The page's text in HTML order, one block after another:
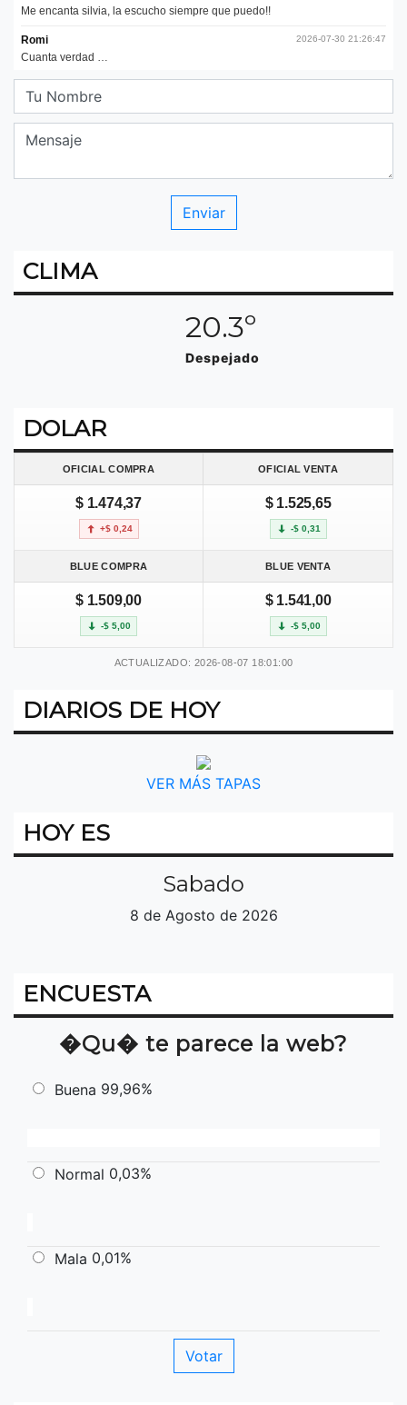
CLIMA
20.3º
Despejado
DOLAR
OFICIAL COMPRA OFICIAL VENTA
$ 1.474,37
+$ 0,24
$ 1.525,65
-$ 0,31
BLUE COMPRA BLUE VENTA
$ 1.509,00
-$ 5,00
$ 1.541,00
-$ 5,00
ACTUALIZADO: 2026-08-07 18:01:00
DIARIOS DE HOY
VER MÁS TAPAS
HOY ES
Sabado
8 de Agosto de 2026
ENCUESTA
�Qu� te parece la web?
Buena 99,96%
Normal 0,03%
Mala 0,01%